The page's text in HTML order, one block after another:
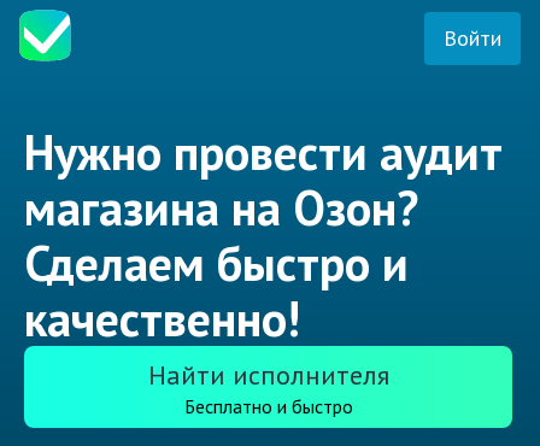
Войти
Нужно провести аудит
магазина на Озон?
Сделаем быстро и
качественно!
Найти исполнителя
Бесплатно и быстро